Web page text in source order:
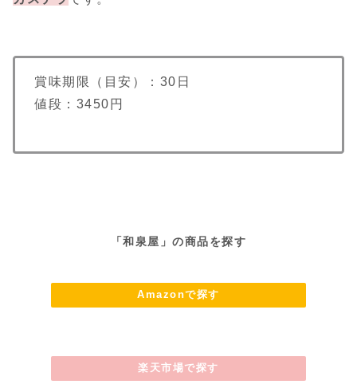
賞味期限（目安）：30日
値段：3450円
「和泉屋」の商品を探す
Amazonで探す
楽天市場で探す